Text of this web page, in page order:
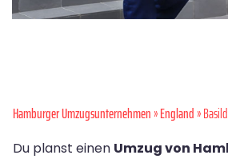
Hamburger Umzugsunternehmen»England»
Du planst einen Umzug von